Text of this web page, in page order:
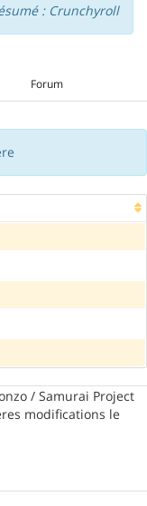
: Crunchyroll
Forum
/ Samurai Project
modifications le